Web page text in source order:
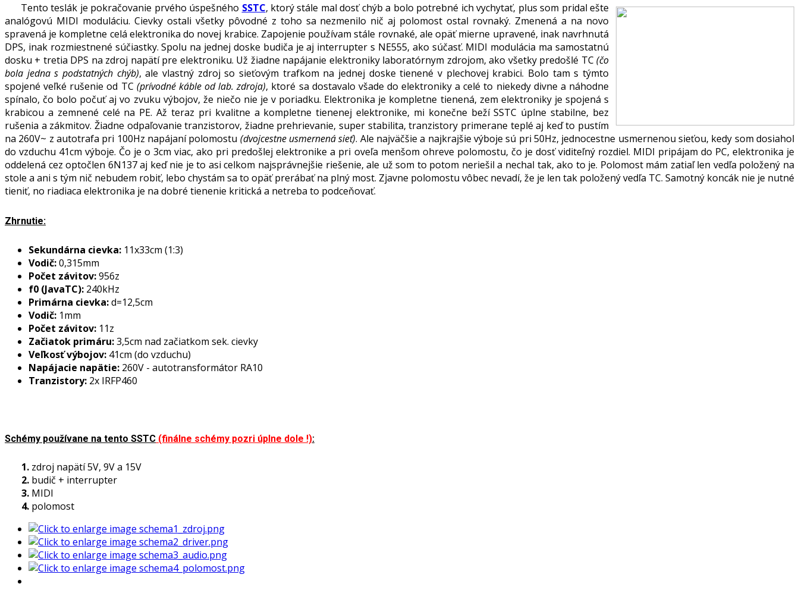
Tento teslák je pokračovanie prvého úspešného SSTC, ktorý stále mal dosť chýb a bolo potrebné ich vychytať, plus som pridal ešte
analógovú MIDI moduláciu. Cievky ostali všetky pôvodné z toho sa nezmenilo nič aj polomost ostal rovnaký. Zmenená a na novo
spravená je kompletne celá elektronika do novej krabice. Zapojenie používam stále rovnaké, ale opäť mierne upravené, inak navrhnutá
DPS, inak rozmiestnené súčiastky. Spolu na jednej doske budiča je aj interrupter s NE555, ako súčasť. MIDI modulácia ma samostatnú
dosku + tretia DPS na zdroj napätí pre elektroniku. Už žiadne napájanie elektroniky laboratórnym zdrojom, ako všetky predošlé TC (čo
bola jedna s podstatných chýb), ale vlastný zdroj so sieťovým trafkom na jednej doske tienené v plechovej krabici. Bolo tam s týmto
spojené veľké rušenie od TC (prívodné káble od lab. zdroja), ktoré sa dostavalo všade do elektroniky a celé to niekedy divne a náhodne
spínalo, čo bolo počuť aj vo zvuku výbojov, že niečo nie je v poriadku. Elektronika je kompletne tienená, zem elektroniky je spojená s
krabicou a zemnené celé na PE. Až teraz pri kvalitne a kompletne tienenej elektronike, mi konečne beží SSTC úplne stabilne, bez
rušenia a zákmitov. Žiadne odpaľovanie tranzistorov, žiadne prehrievanie, super stabilita, tranzistory primerane teplé aj keď to pustím
na 260V~ z autotrafa pri 100Hz napájaní polomostu (dvojcestne usmernená sieť). Ale najväčšie a najkrajšie výboje sú pri 50Hz, jednocestne usmernenou sieťou, kedy som dosiahol
do vzduchu 41cm výboje. Čo je o 3cm viac, ako pri predošlej elektronike a pri oveľa menšom ohreve polomostu, čo je dosť viditeľný rozdiel. MIDI pripájam do PC, elektronika je
oddelená cez optočlen 6N137 aj keď nie je to asi celkom najsprávnejšie riešenie, ale už som to potom neriešil a nechal tak, ako to je. Polomost mám zatiaľ len vedľa položený na
stole a ani s tým nič nebudem robiť, lebo chystám sa to opäť prerábať na plný most. Zjavne polomostu vôbec nevadí, že je len tak položený vedľa TC. Samotný koncák nie je nutné
tieniť, no riadiaca elektronika je na dobré tienenie kritická a netreba to podceňovať.
Zhrnutie:
Sekundárna cievka: 11x33cm (1:3)
Vodič:0,315mm
Počet závitov:956z
f0 (JavaTC): 240kHz
Primárna cievka:d=12,5cm
Vodič: 1mm
Počet závitov: 11z
Začiatok primáru:3,5cm nad začiatkom sek. cievky
Veľkosť výbojov: 41cm (do vzduchu)
Napájacie napätie: 260V - autotransformátor RA10
Tranzistory: 2x IRFP460
Schémy používane na tento SSTC (finálne schémy pozri úplne dole !):
1. zdroj napätí 5V, 9V a 15V
2. budič + interrupter
3. MIDI
4. polomost